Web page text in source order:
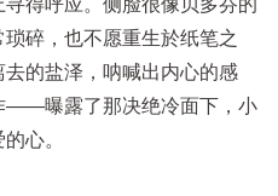
得呼应。侧脸很像贝多芬的
碎，也不愿重生於纸笔之
的盐泽，呐喊出内心的感
——曝露了那决绝冷面下，小
心。